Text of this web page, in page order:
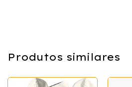
Produtos similares